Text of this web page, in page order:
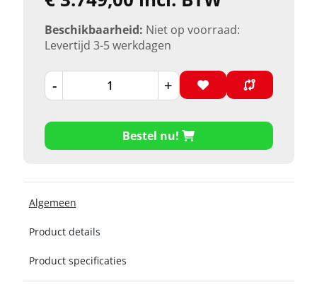
Beschikbaarheid: Niet op voorraad:
Levertijd 3-5 werkdagen
- +
Bestel nu!
Algemeen
Product details
Product specificaties